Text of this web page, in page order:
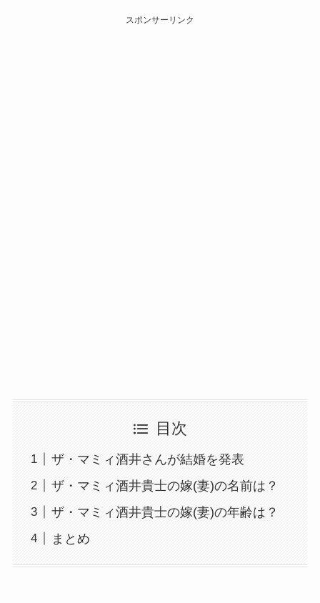
スポンサーリンク
目次
ザ・マミィ酒井さんが結婚を発表
ザ・マミィ酒井貴士の嫁(妻)の名前は？
ザ・マミィ酒井貴士の嫁(妻)の年齢は？
まとめ